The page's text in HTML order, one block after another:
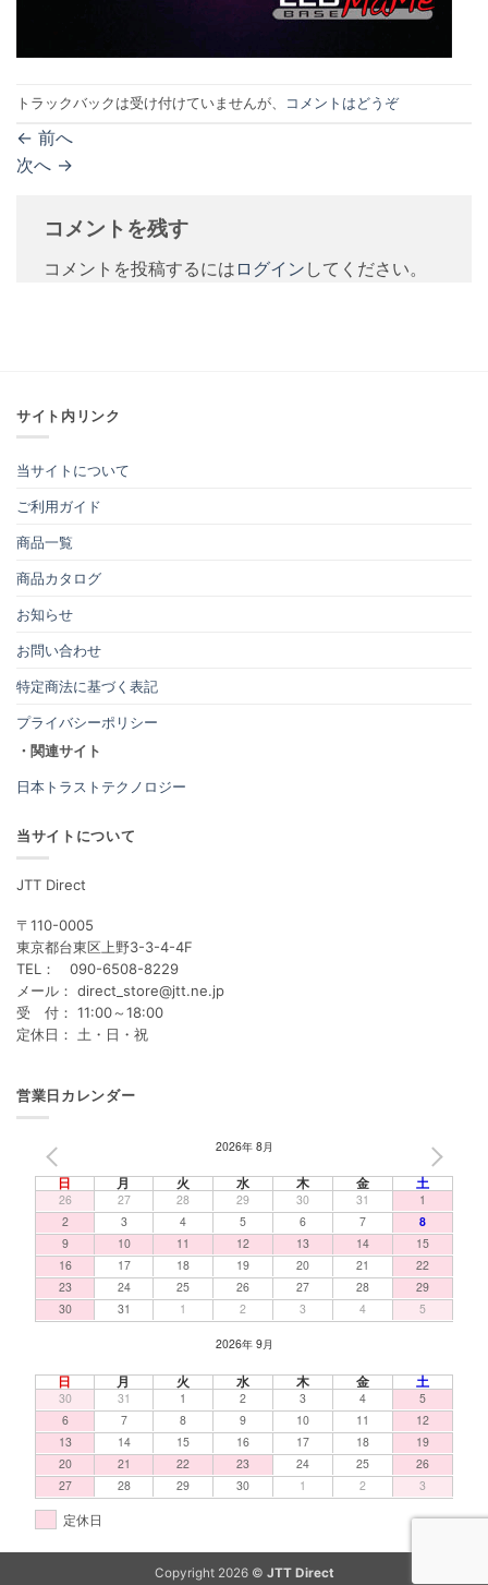
トラックバックは受け付けていませんが、 コメントはどうぞ
← 前へ
次へ →
コメントを残す
コメントを投稿するには ログイン してください。
サイト内リンク
当サイトについて
ご利用ガイド
商品一覧
商品カタログ
お知らせ
お問い合わせ
特定商法に基づく表記
プライバシーポリシー
・関連サイト
日本トラストテクノロジー
当サイトについて
JTT Direct
〒110-0005
東京都台東区上野3-3-4-4F
TEL： 090-6508-8229
メール： direct_store@jtt.ne.jp
受 付： 11:00～18:00
定休日： 土・日・祝
営業日カレンダー
2026年 8月
日 月 火 水 木 金 土
26 27 28 29 30 31
1
2
3 4 5 6 7
8
9
10 11 12 13 14
15
16
17 18 19 20 21
22
23
24 25 26 27 28
29
30
31 1 2 3 4 5
2026年 9月
日 月 火 水 木 金 土
30 31 1 2 3 4
5
6
7 8 9 10 11
12
13
14 15 16 17 18
19
20
21 22 23 24 25
26
27
28 29 30 1 2 3
定休日
Copyright 2026 © JTT Direct